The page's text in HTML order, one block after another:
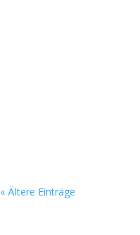
« Ältere Einträge